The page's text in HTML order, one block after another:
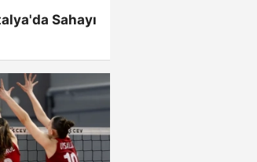
Sahayı